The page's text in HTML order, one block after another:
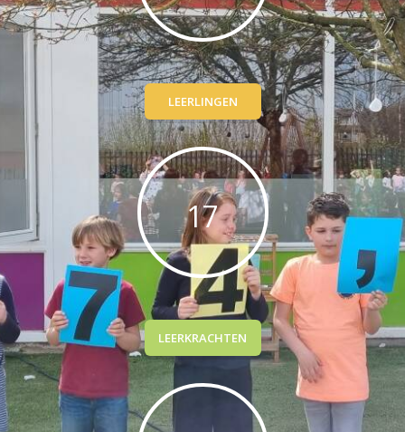
LEERLINGEN
17
LEERKRACHTEN